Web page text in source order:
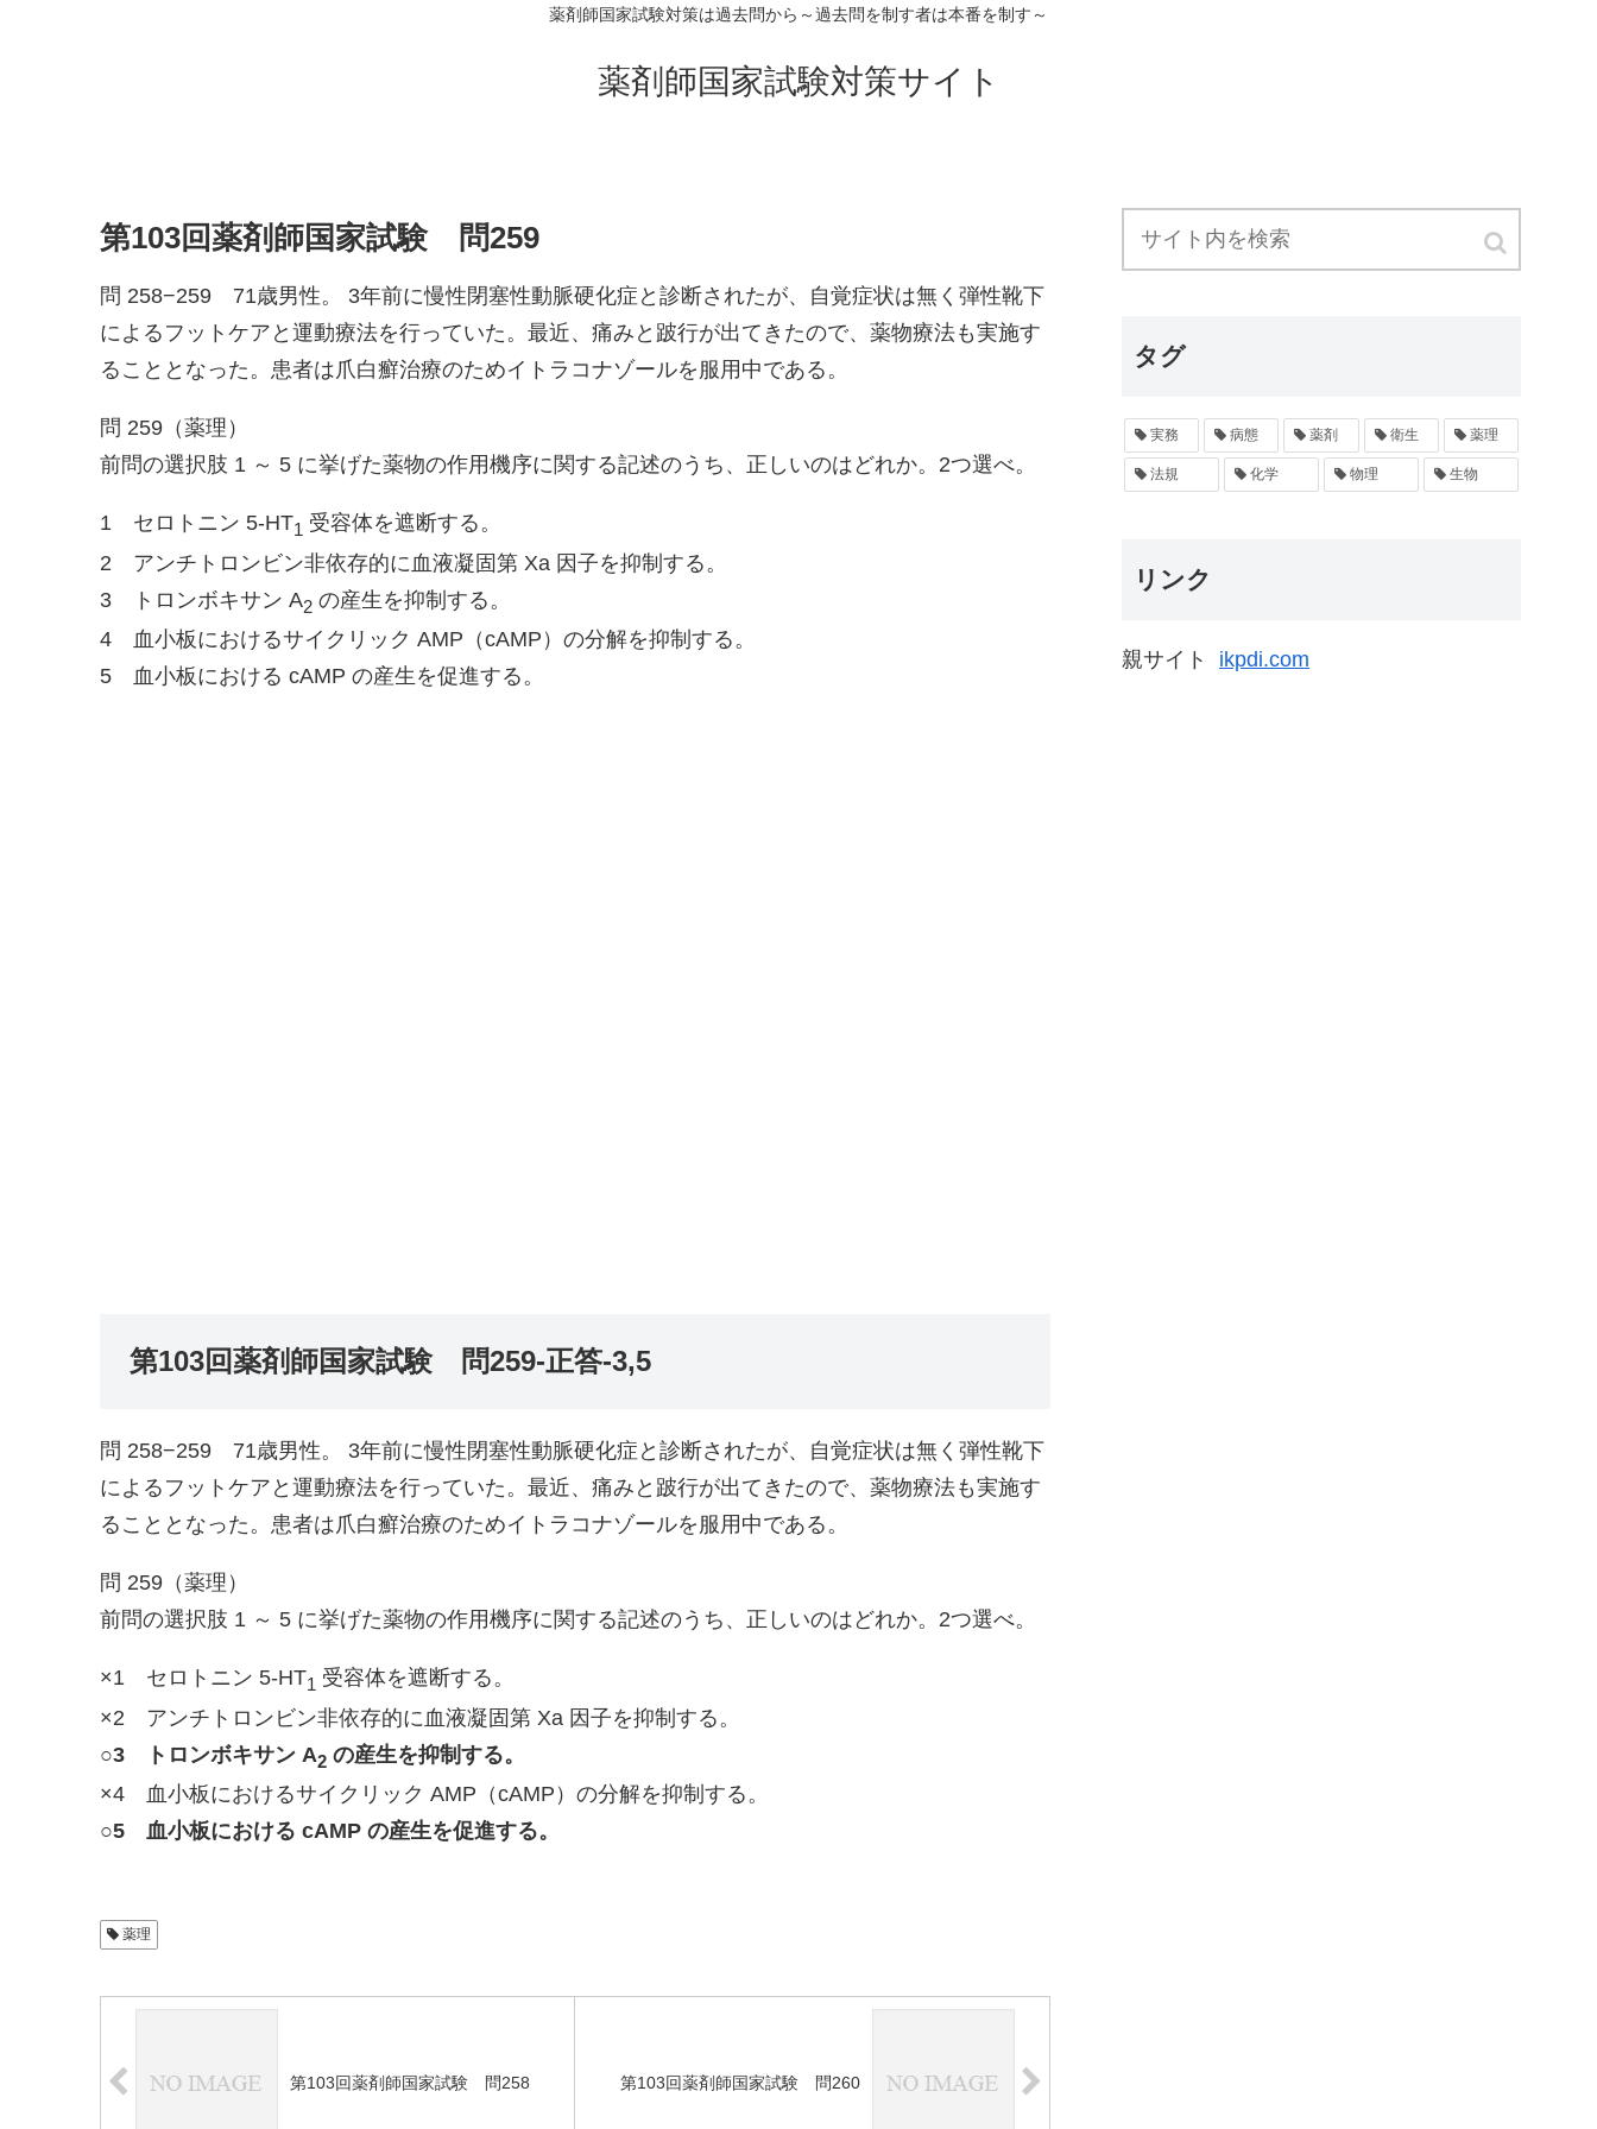
薬剤師国家試験対策は過去問から～過去問を制す者は本番を制す～
薬剤師国家試験対策サイト
第103回薬剤師国家試験 問259
問 258−259 71歳男性。 3年前に慢性閉塞性動脈硬化症と診断されたが、自覚症状は無く弾性靴下
によるフットケアと運動療法を行っていた。最近、痛みと跛行が出てきたので、薬物療法も実施す
ることとなった。患者は爪白癬治療のためイトラコナゾールを服用中である。
問 259（薬理）
前問の選択肢 1 ～ 5 に挙げた薬物の作用機序に関する記述のうち、正しいのはどれか。2つ選べ。
1 セロトニン 5-HT1 受容体を遮断する。
2 アンチトロンビン非依存的に血液凝固第 Xa 因子を抑制する。
3 トロンボキサン A2 の産生を抑制する。
4 血小板におけるサイクリック AMP（cAMP）の分解を抑制する。
5 血小板における cAMP の産生を促進する。
第103回薬剤師国家試験 問259-正答-3,5
問 258−259 71歳男性。 3年前に慢性閉塞性動脈硬化症と診断されたが、自覚症状は無く弾性靴下
によるフットケアと運動療法を行っていた。最近、痛みと跛行が出てきたので、薬物療法も実施す
ることとなった。患者は爪白癬治療のためイトラコナゾールを服用中である。
問 259（薬理）
前問の選択肢 1 ～ 5 に挙げた薬物の作用機序に関する記述のうち、正しいのはどれか。2つ選べ。
×1 セロトニン 5-HT1 受容体を遮断する。
×2 アンチトロンビン非依存的に血液凝固第 Xa 因子を抑制する。
○3 トロンボキサン A2 の産生を抑制する。
×4 血小板におけるサイクリック AMP（cAMP）の分解を抑制する。
○5 血小板における cAMP の産生を促進する。
薬理
第103回薬剤師国家試験 問258 第103回薬剤師国家試験 問260
タグ
実務 病態 薬剤 衛生 薬理
法規 化学 物理 生物
リンク
親サイト ikpdi.com